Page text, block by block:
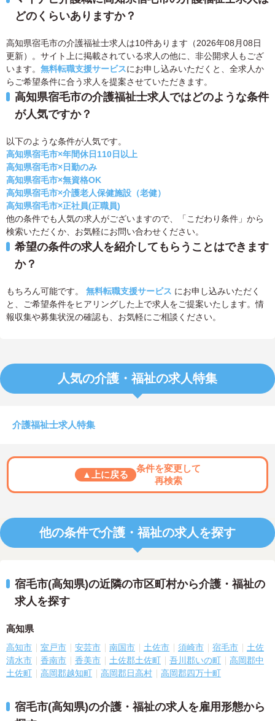
どのくらいありますか？
高知県宿毛市の介護福祉士求人は10件あります（2026年08月08日
更新）。サイト上に掲載されている求人の他に、非公開求人もござ
います。 無料転職支援サービスにお申し込みいただくと、全求人か
らご希望条件に合う求人を提案させていただきます。
高知県宿毛市の介護福祉士求人ではどのような条件
が人気ですか？
以下のような条件が人気です。
高知県宿毛市×年間休日110日以上
高知県宿毛市×日勤のみ
高知県宿毛市×無資格OK
高知県宿毛市×介護老人保健施設（老健）
高知県宿毛市×正社員(正職員)
他の条件でも人気の求人がございますので、「こだわり条件」から
検索いただくか、お気軽にお問い合わせください。
希望の条件の求人を紹介してもらうことはできます
か？
もちろん可能です。 無料転職支援サービス にお申し込みいただく
と、ご希望条件をヒアリングした上で求人をご提案いたします。情
報収集や募集状況の確認も、お気軽にご相談ください。
人気の介護・福祉の求人特集
介護福祉士求人特集
▲上に戻る
条件を変更して
再検索
他の条件で介護・福祉の求人を探す
宿毛市(高知県)の近隣の市区町村から介護・福祉の
求人を探す
高知県
高知市 室戸市 安芸市 南国市 土佐市 須崎市 宿毛市
土佐
清水市
香南市 香美市 土佐郡土佐町 吾川郡いの町
高岡郡中
土佐町
高岡郡越知町 高岡郡日高村 高岡郡四万十町
宿毛市(高知県)の介護・福祉の求人を雇用形態から